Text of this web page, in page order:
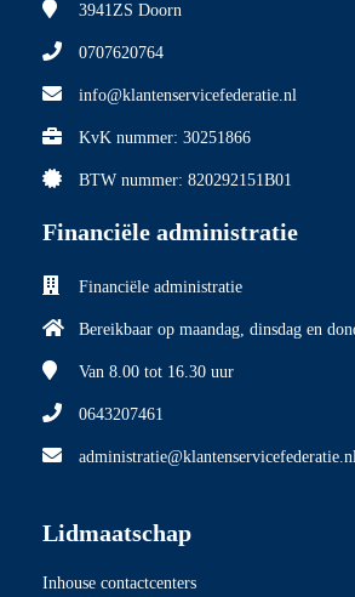
3941ZS Doorn
0707620764
info@klantenservicefederatie.nl
KvK nummer: 30251866
BTW nummer: 820292151B01
Financiële administratie
Financiële administratie
Bereikbaar op maandag, dinsdag en
Van 8.00 tot 16.30 uur
0643207461
Lidmaatschap
Inhouse contactcenters